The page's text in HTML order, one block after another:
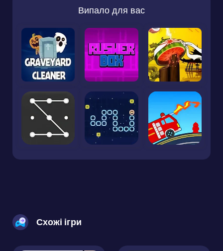
Випало для вас
Схожі ігри